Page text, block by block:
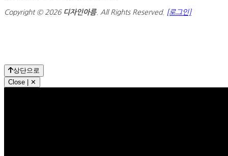
Copyright © 2026 디자인아름. All Rights Reserved. [로그인]
상단으로
Close | ✕